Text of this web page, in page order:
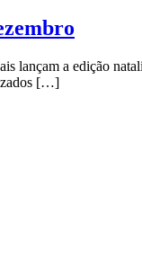
lançam a edição
[…]